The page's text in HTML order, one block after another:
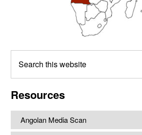
this
Resources
Angolan Media Scan